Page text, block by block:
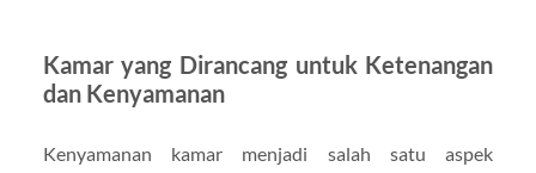
Kamar yang Dirancang untuk Ketenangan
dan Kenyamanan
Kenyamanan kamar menjadi salah satu aspek